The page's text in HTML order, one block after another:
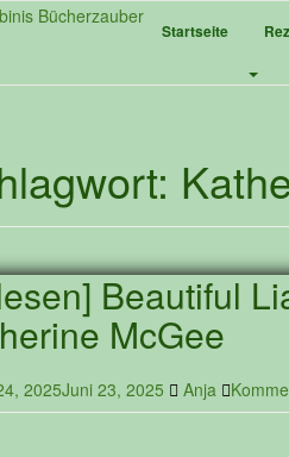
Startseite
Beautiful
McGee
2025Juni 23, 2025 Anja